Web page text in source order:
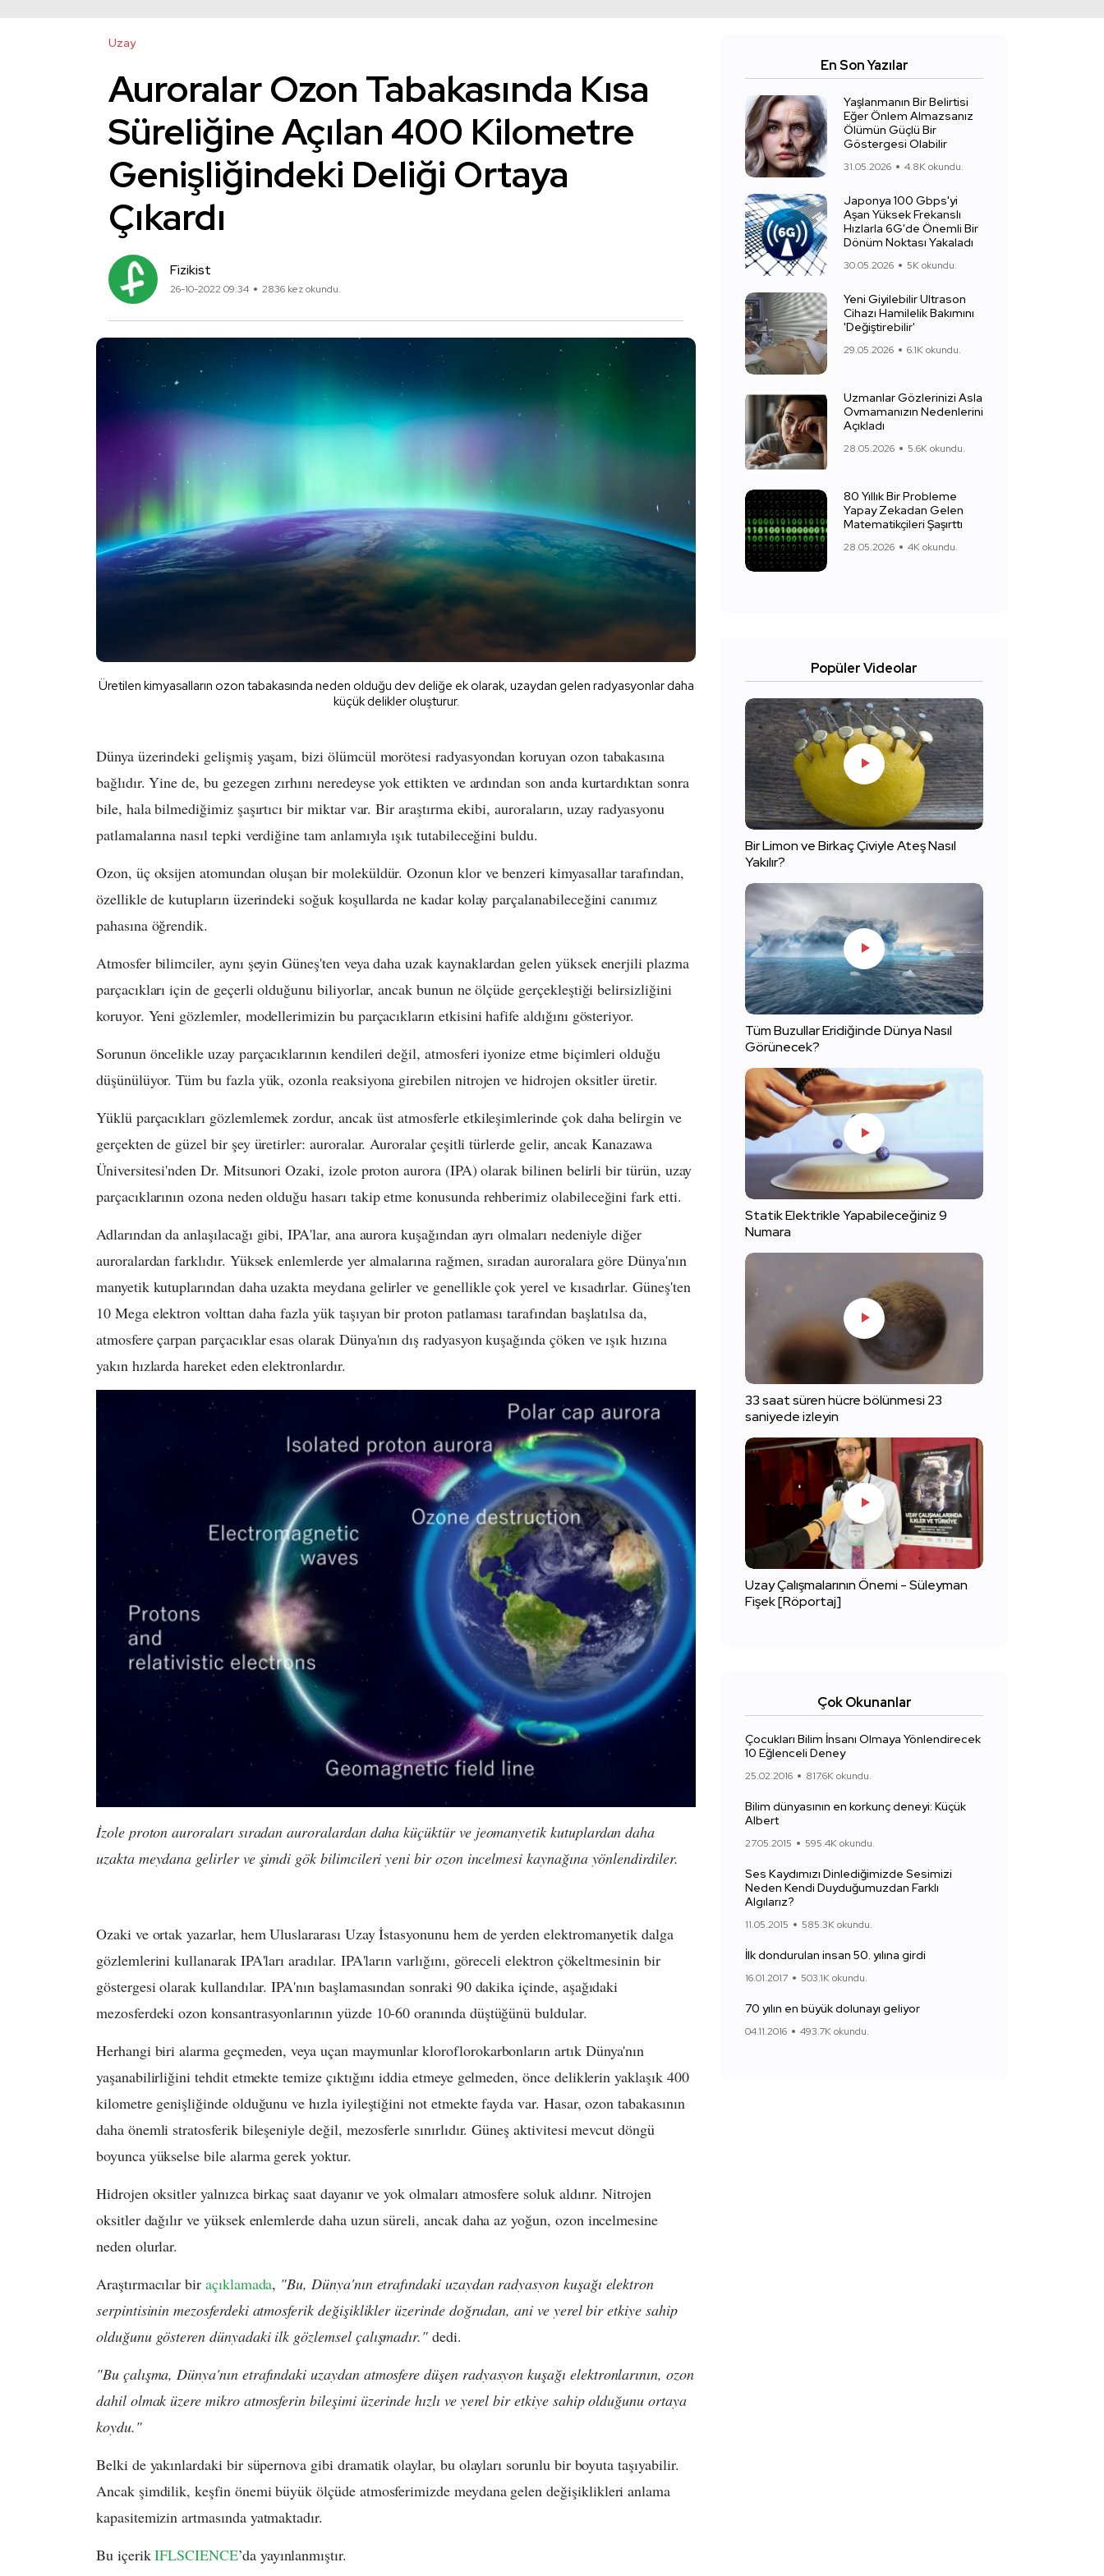
Uzay
Auroralar Ozon Tabakasında Kısa
Süreliğine Açılan 400 Kilometre
Genişliğindeki Deliği Ortaya
Çıkardı
Fizikist
26-10-2022 09:34 2836 kez okundu.
Üretilen kimyasalların ozon tabakasında neden olduğu dev deliğe ek olarak, uzaydan gelen radyasyonlar daha
küçük delikler oluşturur.
Dünya üzerindeki gelişmiş yaşam, bizi ölümcül morötesi radyasyondan koruyan ozon tabakasına
bağlıdır. Yine de, bu gezegen zırhını neredeyse yok ettikten ve ardından son anda kurtardıktan sonra
bile, hala bilmediğimiz şaşırtıcı bir miktar var. Bir araştırma ekibi, auroraların, uzay radyasyonu
patlamalarına nasıl tepki verdiğine tam anlamıyla ışık tutabileceğini buldu.
Ozon, üç oksijen atomundan oluşan bir moleküldür. Ozonun klor ve benzeri kimyasallar tarafından,
özellikle de kutupların üzerindeki soğuk koşullarda ne kadar kolay parçalanabileceğini canımız
pahasına öğrendik.
Atmosfer bilimciler, aynı şeyin Güneş'ten veya daha uzak kaynaklardan gelen yüksek enerjili plazma
parçacıkları için de geçerli olduğunu biliyorlar, ancak bunun ne ölçüde gerçekleştiği belirsizliğini
koruyor. Yeni gözlemler, modellerimizin bu parçacıkların etkisini hafife aldığını gösteriyor.
Sorunun öncelikle uzay parçacıklarının kendileri değil, atmosferi iyonize etme biçimleri olduğu
düşünülüyor. Tüm bu fazla yük, ozonla reaksiyona girebilen nitrojen ve hidrojen oksitler üretir.
Yüklü parçacıkları gözlemlemek zordur, ancak üst atmosferle etkileşimlerinde çok daha belirgin ve
gerçekten de güzel bir şey üretirler: auroralar. Auroralar çeşitli türlerde gelir, ancak Kanazawa
Üniversitesi'nden Dr. Mitsunori Ozaki, izole proton aurora (IPA) olarak bilinen belirli bir türün, uzay
parçacıklarının ozona neden olduğu hasarı takip etme konusunda rehberimiz olabileceğini fark etti.
Adlarından da anlaşılacağı gibi, IPA'lar, ana aurora kuşağından ayrı olmaları nedeniyle diğer
auroralardan farklıdır. Yüksek enlemlerde yer almalarına rağmen, sıradan auroralara göre Dünya'nın
manyetik kutuplarından daha uzakta meydana gelirler ve genellikle çok yerel ve kısadırlar. Güneş'ten
10 Mega elektron volttan daha fazla yük taşıyan bir proton patlaması tarafından başlatılsa da,
atmosfere çarpan parçacıklar esas olarak Dünya'nın dış radyasyon kuşağında çöken ve ışık hızına
yakın hızlarda hareket eden elektronlardır.
İzole proton auroraları sıradan auroralardan daha küçüktür ve jeomanyetik kutuplardan daha
uzakta meydana gelirler ve şimdi gök bilimcileri yeni bir ozon incelmesi kaynağına yönlendirdiler.
Ozaki ve ortak yazarlar, hem Uluslararası Uzay İstasyonunu hem de yerden elektromanyetik dalga
gözlemlerini kullanarak IPA'ları aradılar. IPA'ların varlığını, göreceli elektron çökeltmesinin bir
göstergesi olarak kullandılar. IPA'nın başlamasından sonraki 90 dakika içinde, aşağıdaki
mezosferdeki ozon konsantrasyonlarının yüzde 10-60 oranında düştüğünü buldular.
Herhangi biri alarma geçmeden, veya uçan maymunlar kloroflorokarbonların artık Dünya'nın
yaşanabilirliğini tehdit etmekte temize çıktığını iddia etmeye gelmeden, önce deliklerin yaklaşık 400
kilometre genişliğinde olduğunu ve hızla iyileştiğini not etmekte fayda var. Hasar, ozon tabakasının
daha önemli stratosferik bileşeniyle değil, mezosferle sınırlıdır. Güneş aktivitesi mevcut döngü
boyunca yükselse bile alarma gerek yoktur.
Hidrojen oksitler yalnızca birkaç saat dayanır ve yok olmaları atmosfere soluk aldırır. Nitrojen
oksitler dağılır ve yüksek enlemlerde daha uzun süreli, ancak daha az yoğun, ozon incelmesine
neden olurlar.
Araştırmacılar bir açıklamada, "Bu, Dünya'nın etrafındaki uzaydan radyasyon kuşağı elektron
serpintisinin mezosferdeki atmosferik değişiklikler üzerinde doğrudan, ani ve yerel bir etkiye sahip
olduğunu gösteren dünyadaki ilk gözlemsel çalışmadır." dedi.
"Bu çalışma, Dünya'nın etrafındaki uzaydan atmosfere düşen radyasyon kuşağı elektronlarının, ozon
dahil olmak üzere mikro atmosferin bileşimi üzerinde hızlı ve yerel bir etkiye sahip olduğunu ortaya
koydu."
Belki de yakınlardaki bir süpernova gibi dramatik olaylar, bu olayları sorunlu bir boyuta taşıyabilir.
Ancak şimdilik, keşfin önemi büyük ölçüde atmosferimizde meydana gelen değişiklikleri anlama
kapasitemizin artmasında yatmaktadır.
Bu içerikIFLSCIENCE’da yayınlanmıştır.
En Son Yazılar
Yaşlanmanın Bir Belirtisi
Eğer Önlem Almazsanız
Ölümün Güçlü Bir
Göstergesi Olabilir
31.05.2026 4.8K okundu.
Japonya 100 Gbps'yi
Aşan Yüksek Frekanslı
Hızlarla 6G'de Önemli Bir
Dönüm Noktası Yakaladı
30.05.2026 5K okundu.
Yeni Giyilebilir Ultrason
Cihazı Hamilelik Bakımını
'Değiştirebilir'
29.05.2026 6.1K okundu.
Uzmanlar Gözlerinizi Asla
Ovmamanızın Nedenlerini
Açıkladı
28.05.2026 5.6K okundu.
80 Yıllık Bir Probleme
Yapay Zekadan Gelen
Matematikçileri Şaşırttı
28.05.2026 4K okundu.
Popüler Videolar
Bir Limon ve Birkaç Çiviyle Ateş Nasıl
Yakılır?
Tüm Buzullar Eridiğinde Dünya Nasıl
Görünecek?
Statik Elektrikle Yapabileceğiniz 9
Numara
33 saat süren hücre bölünmesi 23
saniyede izleyin
Uzay Çalışmalarının Önemi - Süleyman
Fişek [Röportaj]
Çok Okunanlar
Çocukları Bilim İnsanı Olmaya Yönlendirecek
10 Eğlenceli Deney
25.02.2016 817.6K okundu.
Bilim dünyasının en korkunç deneyi: Küçük
Albert
27.05.2015 595.4K okundu.
Ses Kaydımızı Dinlediğimizde Sesimizi
Neden Kendi Duyduğumuzdan Farklı
Algılarız?
11.05.2015 585.3K okundu.
İlk dondurulan insan 50. yılına girdi
16.01.2017 503.1K okundu.
70 yılın en büyük dolunayı geliyor
04.11.2016 493.7K okundu.